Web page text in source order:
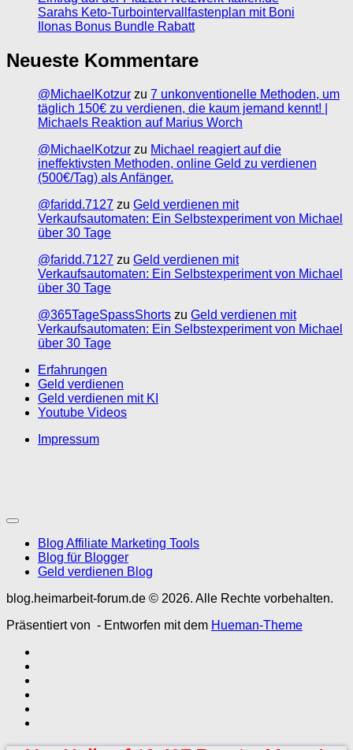
Sarahs Keto-Turbointervallfastenplan mit Boni
Ilonas Bonus Bundle Rabatt
Neueste Kommentare
@MichaelKotzur zu 7 unkonventionelle Methoden, um
täglich 150€ zu verdienen, die kaum jemand kennt! |
Michaels Reaktion auf Marius Worch
@MichaelKotzur zu Michael reagiert auf die
ineffektivsten Methoden, online Geld zu verdienen
(500€/Tag) als Anfänger.
@faridd.7127 zu Geld verdienen mit
Verkaufsautomaten: Ein Selbstexperiment von Michael
über 30 Tage
@faridd.7127 zu Geld verdienen mit
Verkaufsautomaten: Ein Selbstexperiment von Michael
über 30 Tage
@365TageSpassShorts zu Geld verdienen mit
Verkaufsautomaten: Ein Selbstexperiment von Michael
über 30 Tage
Erfahrungen
Geld verdienen
Geld verdienen mit KI
Youtube Videos
Impressum
Blog Affiliate Marketing Tools
Blog für Blogger
Geld verdienen Blog
blog.heimarbeit-forum.de © 2026. Alle Rechte vorbehalten.
Präsentiert von - Entworfen mit dem Hueman-Theme